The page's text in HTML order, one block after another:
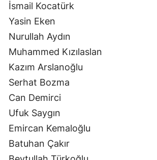
İsmail Kocatürk
Yasin Eken
Nurullah Aydın
Muhammed Kızılaslan
Kazım Arslanoğlu
Serhat Bozma
Can Demirci
Ufuk Saygın
Emircan Kemaloğlu
Batuhan Çakır